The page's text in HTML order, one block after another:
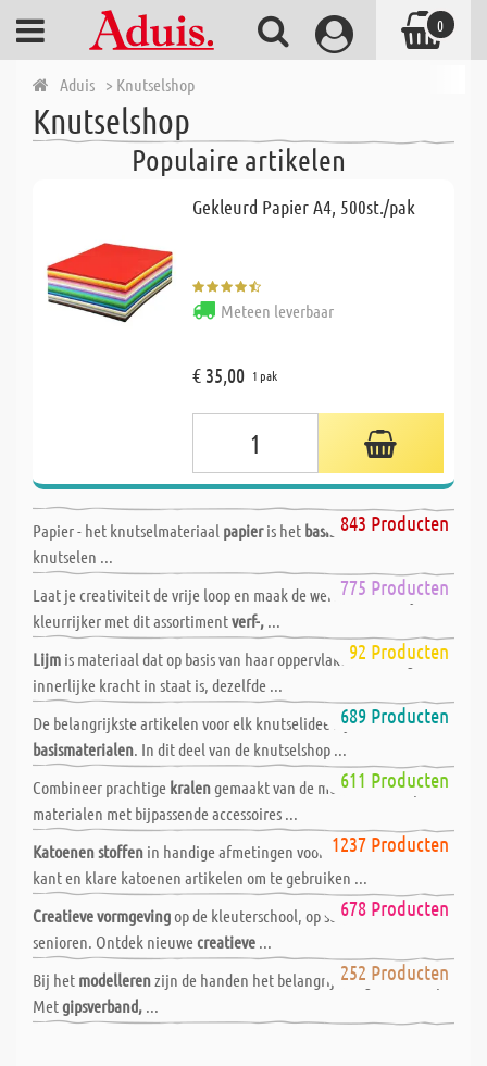
Aduis > Knutselshop
Knutselshop
Populaire artikelen
Gekleurd Papier A4, 500st./pak
Meteen leverbaar
€ 35,00 1 pak
843 Producten
Papier - het knutselmateriaal papieris het basismateriaalvoor
knutselen ...
775 Producten
Verven - kleuren - tekenen
Laat je creativiteit de vrije loop en maak de wereld een beetje
kleurrijker met dit assortimentverf-, ...
92 Producten
Lijm en plaksel
Lijm is materiaal dat op basis van haar oppervlakte hechting en
innerlijke kracht in staat is, dezelfde ...
689 Producten
Knutsel- en ruwe materialen
De belangrijkste artikelen voor elk knutselidee zijn de
basismaterialen. In dit deel van de knutselshop ...
611 Producten
Parels, kralen & sieraden
Combineer prachtige kralengemaakt van de meest uiteenlopende
materialen met bijpassende accessoires ...
1237 Producten
Textiel - zijde - garen - wol
Katoenen stoffen in handige afmetingen voor borduurwerk of
kant en klare katoenen artikelen om te gebruiken ...
678 Producten
Creatieve vormgeving
Creatieve vormgevingop de kleuterschool, op school, thuis en met
senioren. Ontdek nieuwecreatieve ...
252 Producten
Modelleren & keramiek
Bij het modellerenzijn de handen het belangrijkste gereedschap.
Metgipsverband, ...
0